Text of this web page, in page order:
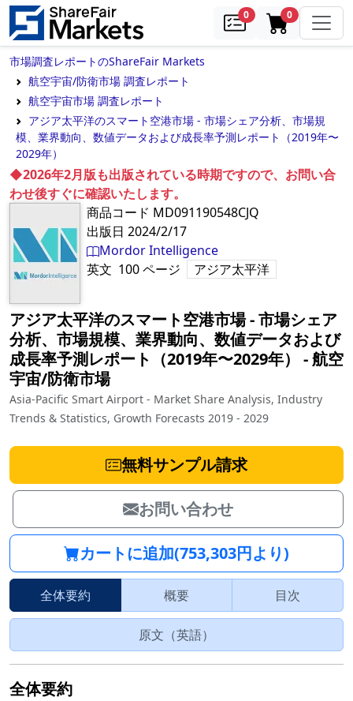
0samples0in cart
市場調査レポートのShareFair Markets
航空宇宙/防衛市場 調査レポート
航空宇宙市場 調査レポート
アジア太平洋のスマート空港市場 - 市場シェア分析、市場規
模、業界動向、数値データおよび成長率予測レポート（2019年〜
2029年）
◆2026年2月版も出版されている時期ですので、お問い合
わせ後すぐに確認いたします。
商品コード MD091190548CJQ
出版日 2024/2/17
Mordor Intelligence
英文 100ページ アジア太平洋
アジア太平洋のスマート空港市場 - 市場シェア
分析、市場規模、業界動向、数値データおよび
成長率予測レポート（2019年〜2029年）
‐航空
宇宙/防衛市場
Asia-Pacific Smart Airport - Market Share Analysis, Industry
Trends & Statistics, Growth Forecasts 2019 - 2029
無料サンプル請求
お問い合わせ
カートに追加(753,303円より)
全体要約 概要 目次
原文（英語）
全体要約